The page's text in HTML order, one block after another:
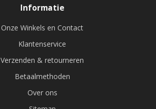
Informatie
Onze Winkels en Contact
Klantenservice
Verzenden & retourneren
Betaalmethoden
Over ons